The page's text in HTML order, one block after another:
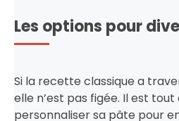
Les options pour
Si la recette classique a
elle n’est pas figée. Il est
personnaliser sa pâte pour